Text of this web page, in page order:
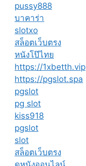
pussy888
บาคาร่า
slotxo
สล็อตเว็บตรง
หนังโป๊ไทย
https://1xbetth.vip
https://pgslot.spa
pgslot
pg slot
kiss918
pgslot
slot
สล็อตเว็บตรง